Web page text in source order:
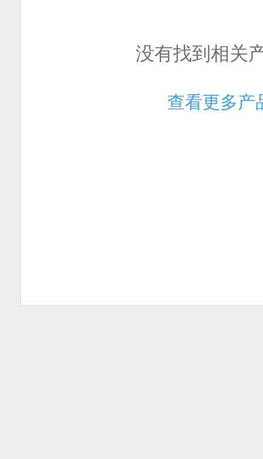
没有找到相关
查看更多产